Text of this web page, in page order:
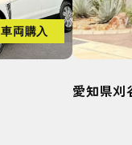
車両購入
愛知県